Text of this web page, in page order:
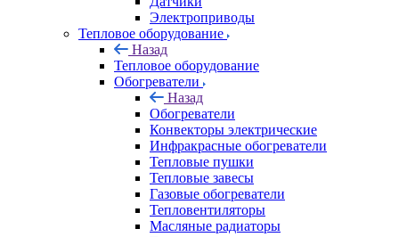
Электроприводы
Тепловое оборудование
Назад
Тепловое оборудование
Обогреватели
Назад
Обогреватели
Конвекторы электрические
Инфракрасные обогреватели
Тепловые пушки
Тепловые завесы
Газовые обогреватели
Тепловентиляторы
Масляные радиаторы